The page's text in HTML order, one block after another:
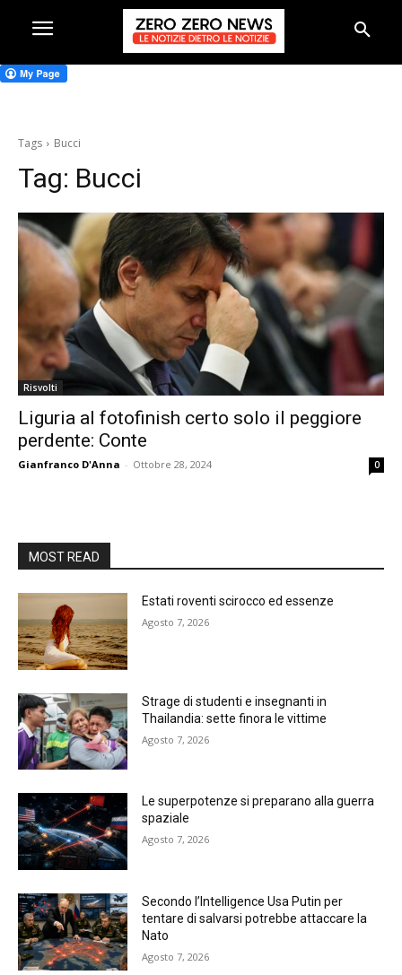
Tags Bucci
Tag: Bucci
Risvolti
Liguria al fotofinish certo solo il peggiore
perdente: Conte
Gianfranco D'Anna - Ottobre 28, 2024 0
MOST READ
Estati roventi scirocco ed essenze
Agosto 7, 2026
Strage di studenti e insegnanti in
Thailandia: sette finora le vittime
Agosto 7, 2026
Le superpotenze si preparano alla guerra
spaziale
Agosto 7, 2026
Secondo l’Intelligence Usa Putin per
tentare di salvarsi potrebbe attaccare la
Nato
Agosto 7, 2026